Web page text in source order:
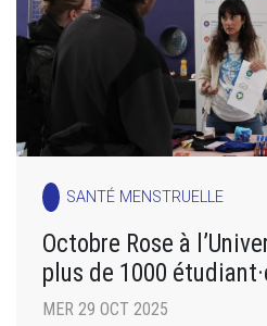
SANTÉ MENSTRUELLE
Octobre Rose à
plus de 1000
MER 29 OCT 2025